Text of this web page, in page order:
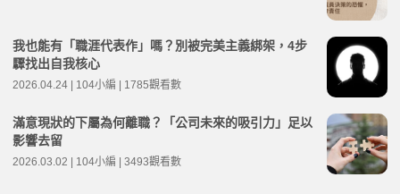
我也能有「職涯代表作」嗎？別被完美主義綁架，4步
驟找出自我核心
2026.04.24 | 104小編 | 1785觀看數
滿意現狀的下屬為何離職？「公司未來的吸引力」足以
影響去留
2026.03.02 | 104小編 | 3493觀看數